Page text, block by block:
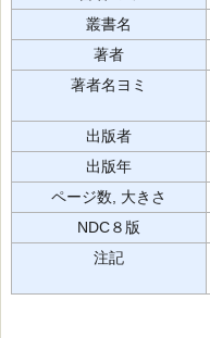
叢書名
著者
著者名ヨミ
出版者
出版年
ページ数, 大きさ
NDC８版
注記